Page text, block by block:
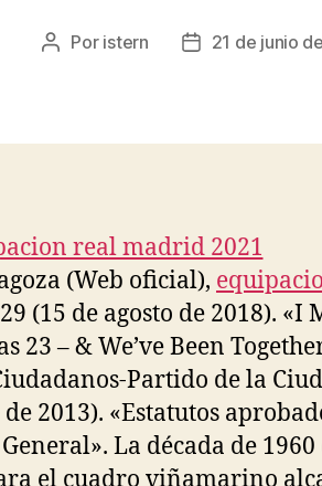
Autor
Por istern
Fecha21 de junio
(Web oficial),
(15 de agosto de 2018). «I
23 – & We’ve Been
Partido de la
2013). «Estatutos
La década de
el cuadro viñamarino